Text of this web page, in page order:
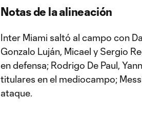
Notas de la alineación
Inter Miami saltó al campo con
Gonzalo Luján, Micael y Sergio
en defensa; Rodrigo De Paul,
titulares en el mediocampo;
ataque.